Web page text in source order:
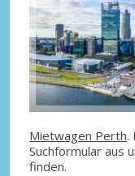
Mietwagen Perth.
Suchformular aus
finden.